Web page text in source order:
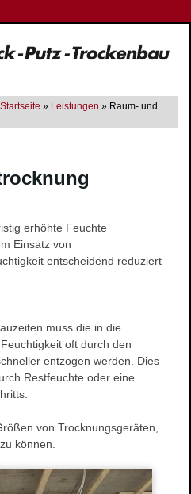
Startseite » Leistungen » Raum- und
Brandschutz
von Stuck
erhöhte Feuchte
Einsatz von
entscheidend reduziert
muss die in die
oft durch den
entzogen werden. Dies
Restfeuchte oder eine
von Trocknungsgeräten,
können.